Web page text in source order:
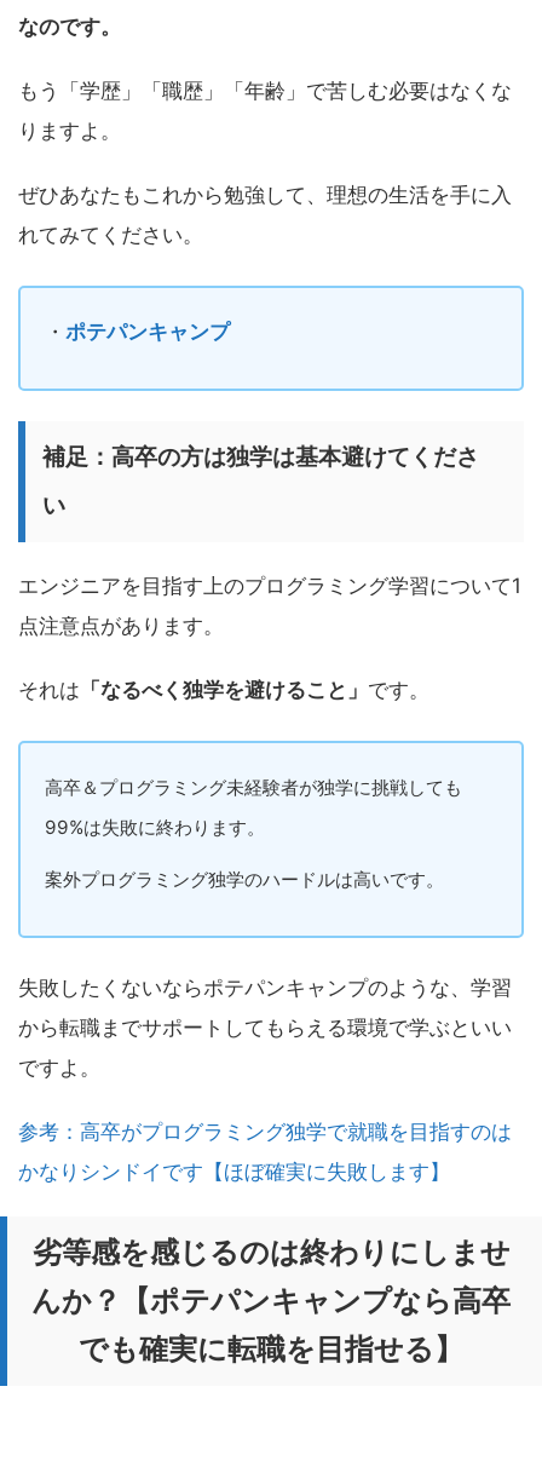
なのです。
もう「学歴」「職歴」「年齢」で苦しむ必要はなくな
りますよ。
ぜひあなたもこれから勉強して、理想の生活を手に入
れてみてください。
・ ポテパンキャンプ
補足：高卒の方は独学は基本避けてくださ
い
エンジニアを目指す上のプログラミング学習について1
点注意点があります。
それは 「なるべく独学を避けること」 です。
高卒＆プログラミング未経験者が独学に挑戦しても
99%は失敗に終わります。
案外プログラミング独学のハードルは高いです。
失敗したくないならポテパンキャンプのような、学習
から転職までサポートしてもらえる環境で学ぶといい
ですよ。
参考：高卒がプログラミング独学で就職を目指すのは
かなりシンドイです【ほぼ確実に失敗します】
劣等感を感じるのは終わりにしませ
んか？【ポテパンキャンプなら高卒
でも確実に転職を目指せる】